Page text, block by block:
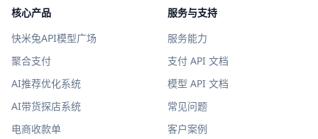
核心产品
快米兔API模型广场
聚合支付
AI推荐优化系统
AI带货探店系统
电商收款单
服务与支持
服务能力
支付 API 文档
模型 API 文档
常见问题
客户案例